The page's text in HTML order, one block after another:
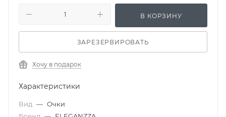
В КОРЗИНУ
ЗАРЕЗЕРВИРОВАТЬ
Хочу в подарок
Характеристики
Вид — Очки